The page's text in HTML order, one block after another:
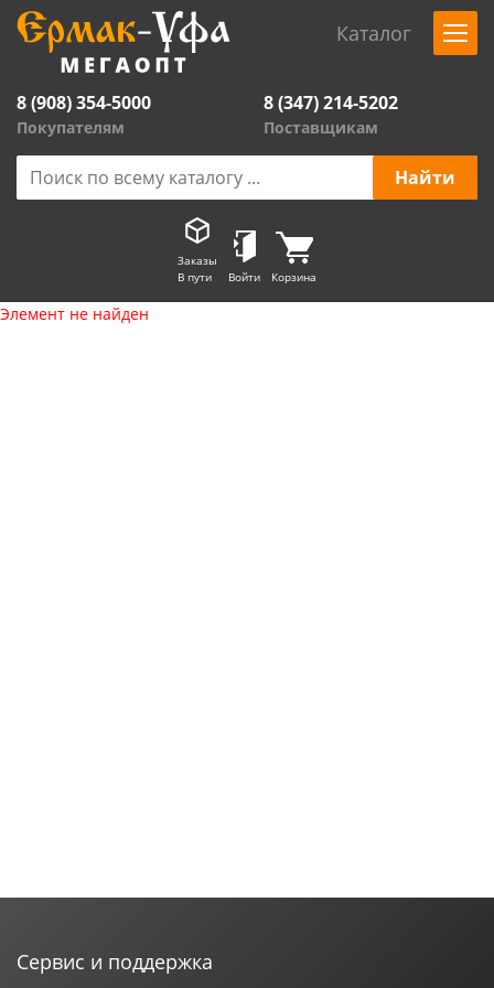
Каталог
8 (908) 354-5000
Покупателям
8 (347) 214-5202
Поставщикам
Заказы
В пути
Войти Корзина
Элемент не найден
Сервис и поддержка